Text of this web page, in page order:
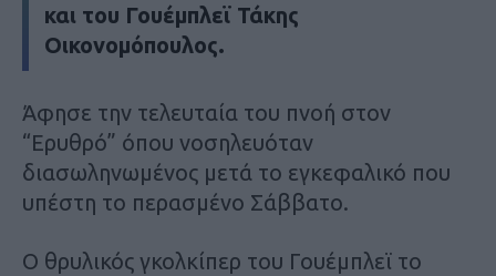
και του Γουέμπλεϊ Τάκης
Οικονομόπουλος.
Άφησε την τελευταία του πνοή στον
“Ερυθρό” όπου νοσηλευόταν
διασωληνωμένος μετά το εγκεφαλικό που
υπέστη το περασμένο Σάββατο.
Ο θρυλικός γκολκίπερ του Γουέμπλεϊ το